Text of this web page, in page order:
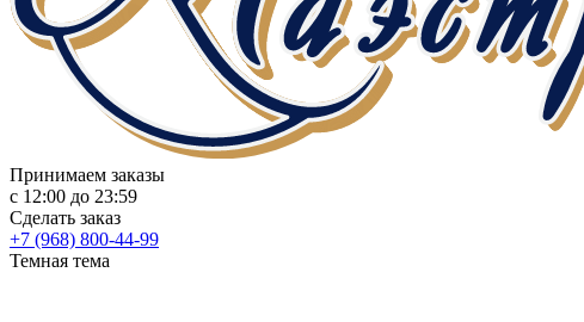
Принимаем заказы
с 12:00 до 23:59
Сделать заказ
+7 (968) 800-44-99
Темная тема